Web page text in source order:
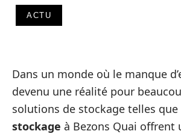
ACTU
Dans un monde où le manque
devenu une réalité pour
solutions de stockage telles que
stockage à Bezons Quai offrent